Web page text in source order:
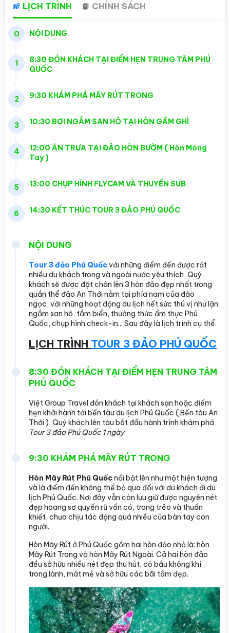
LỊCH TRÌNH CHÍNH SÁCH
0 NỘI DUNG
1
8:30 ĐÓN KHÁCH TẠI ĐIỂM HẸN TRUNG TÂM PHÚ
QUỐC
2 9:30 KHÁM PHÁ MÂY RÚT TRONG
3 10:30 BƠI NGẮM SAN HÔ TẠI HÒN GẦM GHÌ
4
12:00 ĂN TRƯA TẠI ĐẢO HÒN BƯỜM ( Hòn Móng
Tay )
5 13:00 CHỤP HÌNH FLYCAM VÀ THUYỀN SUB
6 14:30 KẾT THÚC TOUR 3 ĐẢO PHÚ QUỐC
NỘI DUNG
Tour 3 đảo Phú Quốcvới những điểm đến được rất
nhiều du khách trong và ngoài nước yêu thích, Quý
khách sẽ được đặt chân lên 3 hòn đảo đẹp nhất trong
quần thể đảo An Thới nằm tại phía nam của đảo
ngọc, với những hoạt động du lịch hết sức thú vị như lặn
ngắm san hô, tắm biển, thưởng thức ẩm thực Phú
Quốc, chụp hình check-in... Sau đây là lịch trình cụ thể.
LỊCH TRÌNH TOUR 3 ĐẢO PHÚ QUỐC
8:30 ĐÓN KHÁCH TẠI ĐIỂM HẸN TRUNG TÂM
PHÚ QUỐC
Việt Group Travel đón khách tại khách sạn hoặc điểm
hẹn khởi hành tới bến tàu du lịch Phú Quốc ( Bến tàu An
Thới ), Quý khách lên tàu bắt đầu hành trình khám phá
Tour 3 đảo Phú Quốc 1 ngày.
9:30 KHÁM PHÁ MÂY RÚT TRONG
Hòn Mây Rút Phú Quốcnổi bật lên như một hiện tượng
và là điểm đến không thể bỏ qua đối với du khách đi du
lịch Phú Quốc. Nơi đây vẫn còn lưu giữ được nguyên nét
đẹp hoang sơ quyến rũ vốn có, trong trẻo và thuần
khiết, chưa chịu tác động quá nhiều của bàn tay con
người.
Hòn Mây Rút ở Phú Quốc gồm hai hòn đảo nhỏ là: hòn
Mây Rút Trong và hòn Mây Rút Ngoài. Cả hai hòn đảo
đều sở hữu nhiều nét đẹp thu hút, có bầu không khí
trong lành, mát mẻ và sở hữu các bãi tắm đẹp.